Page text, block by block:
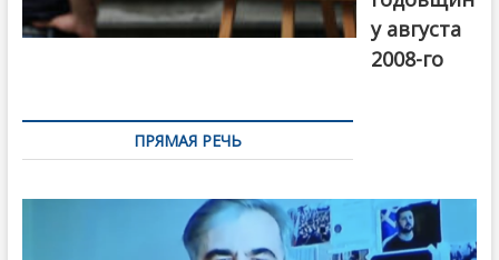
у августа
2008-го
ПРЯМАЯ РЕЧЬ